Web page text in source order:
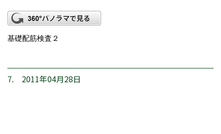
基礎配筋検査２
7. 2011年04月28日